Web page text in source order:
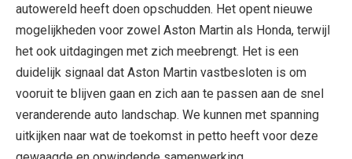
autowereld heeft doen opschudden. Het opent nieuwe
mogelijkheden voor zowel Aston Martin als Honda, terwijl
het ook uitdagingen met zich meebrengt. Het is een
duidelijk signaal dat Aston Martin vastbesloten is om
vooruit te blijven gaan en zich aan te passen aan de snel
veranderende auto landschap. We kunnen met spanning
uitkijken naar wat de toekomst in petto heeft voor deze